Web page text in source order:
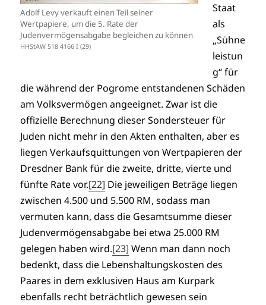
Adolf Levy verkauft einen Teil seiner
Wertpapiere, um die 5. Rate der
Judenvermögensabgabe begleichen zu können
HHStAW 518 4166 I (29)
Staat
als
„Sühne
leistun
g“ für
die während der Pogrome entstandenen Schäden
am Volksvermögen angeeignet. Zwar ist die
offizielle Berechnung dieser Sondersteuer für
Juden nicht mehr in den Akten enthalten, aber es
liegen Verkaufsquittungen von Wertpapieren der
Dresdner Bank für die zweite, dritte, vierte und
fünfte Rate vor.[22] Die jeweiligen Beträge liegen
zwischen 4.500 und 5.500 RM, sodass man
vermuten kann, dass die Gesamtsumme dieser
Judenvermögensabgabe bei etwa 25.000 RM
gelegen haben wird.[23] Wenn man dann noch
bedenkt, dass die Lebenshaltungskosten des
Paares in dem exklusiven Haus am Kurpark
ebenfalls recht beträchtlich gewesen sein